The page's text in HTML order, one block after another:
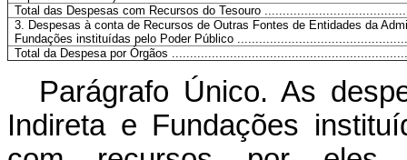
Total das Despesas com Recursos do Tesouro
3. Despesas à conta de Recursos de Outras Fontes de Entidades da
Fundações instituídas pelo Poder Público
Total da Despesa por Órgãos
Parágrafo Único. As
Indireta e Fundações